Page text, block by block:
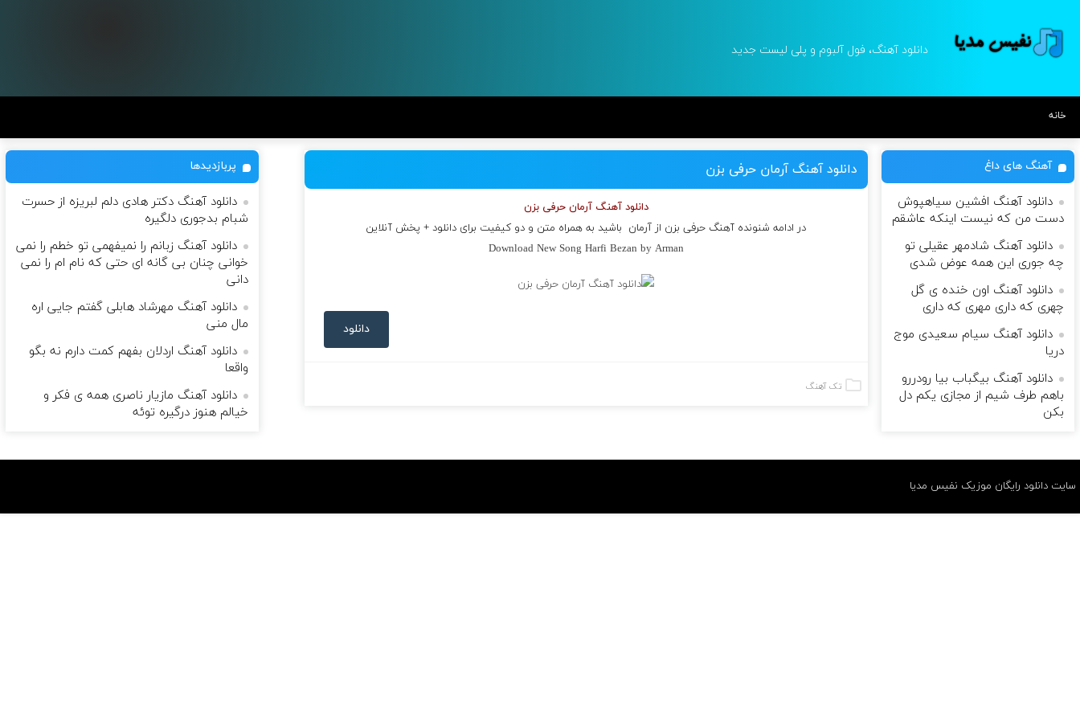
دانلود آهنگ، فول آلبوم و پلی لیست جدید
خانه
دانلود آهنگ آرمان حرفی بزن
دانلود آهنگ آرمان حرفی بزن
در ادامه شنونده آهنگ حرفی بزن از آرمان باشید به همراه متن و دو کیفیت برای دانلود + پخش آنلاین
Download New Song Harfi Bezan by Arman
دانلود
تک آهنگ
آهنگ های داغ
دانلود آهنگ افشین سیاهپوش
دست من که نیست اینکه عاشقم
دانلود آهنگ شادمهر عقیلی تو
چه جوری این همه عوض شدی
دانلود آهنگ اون خنده ی گل
چهری که داری مهری که داری
دانلود آهنگ سيام سعيدى موج
دريا
دانلود آهنگ بیگباب بیا رودررو
باهم طرف شیم از مجازی یکم دل
بکن
پربازدیدها
دانلود آهنگ دکتر هادی دلم لبریزه از حسرت
شبام بدجوری دلگیره
دانلود آهنگ زبانم را نمیفهمی تو خطم را نمی
خوانی چنان بی گانه ای حتی که نام ام را نمی
دانی
دانلود آهنگ مهرشاد هابلی گفتم جایی اره
مال منی
دانلود آهنگ اردلان بفهم کمت دارم نه بگو
واقعا
دانلود آهنگ مازیار ناصری همه ی فکر و
خیالم هنوز درگیره توئه
سایت دانلود رایگان موزیک نفیس مدیا